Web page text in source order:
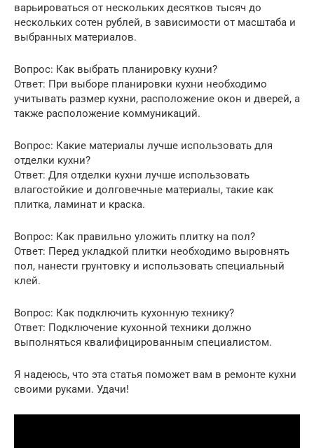
варьироваться от нескольких десятков тысяч до
нескольких сотен рублей, в зависимости от масштаба и
выбранных материалов.
Вопрос: Как выбрать планировку кухни?
Ответ: При выборе планировки кухни необходимо
учитывать размер кухни, расположение окон и дверей, а
также расположение коммуникаций.
Вопрос: Какие материалы лучше использовать для
отделки кухни?
Ответ: Для отделки кухни лучше использовать
влагостойкие и долговечные материалы, такие как
плитка, ламинат и краска.
Вопрос: Как правильно уложить плитку на пол?
Ответ: Перед укладкой плитки необходимо выровнять
пол, нанести грунтовку и использовать специальный
клей.
Вопрос: Как подключить кухонную технику?
Ответ: Подключение кухонной техники должно
выполняться квалифицированным специалистом.
Я надеюсь, что эта статья поможет вам в ремонте кухни
своими руками. Удачи!